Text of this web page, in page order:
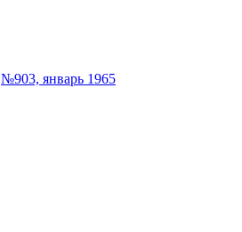
№903, январь 1965